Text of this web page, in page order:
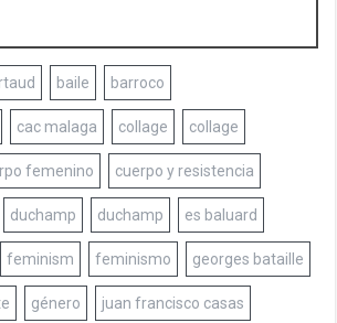
baile barroco
cac malaga collage collage
femenino cuerpo y resistencia
duchamp duchamp es baluard
feminism feminismo georges bataille
género juan francisco casas